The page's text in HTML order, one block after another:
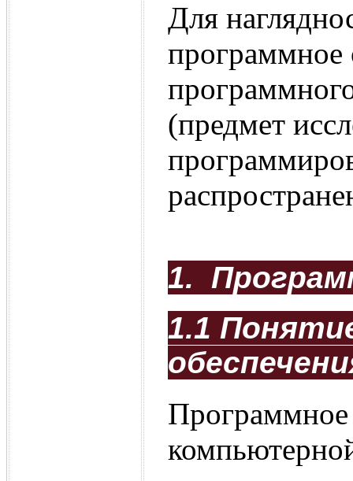
Для
программное
(предмет
1.
1.1
Программное